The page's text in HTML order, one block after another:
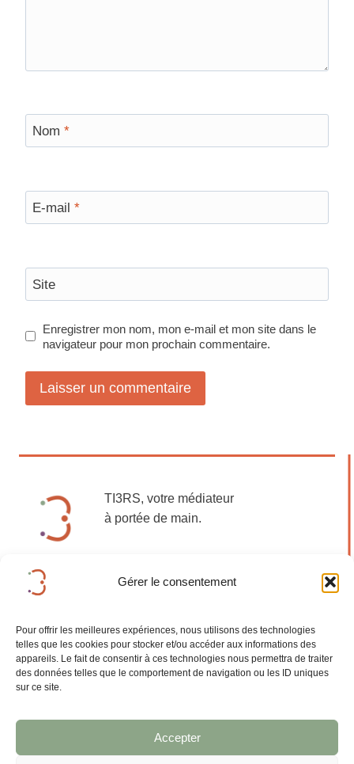
Gérer le consentement
Pour offrir les meilleures expériences, nous utilisons des technologies
telles que les cookies pour stocker et/ou accéder aux informations des
appareils. Le fait de consentir à ces technologies nous permettra de traiter
des données telles que le comportement de navigation ou les ID uniques
sur ce site.
Accepter
Nom *
E-mail *
Site
Enregistrer mon nom, mon e-mail et mon site dans le
navigateur pour mon prochain commentaire.
TI3RS, votre médiateur
à portée de main.